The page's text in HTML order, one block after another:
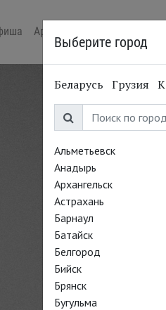
Арт-лекторий в кино
Выберите город
Беларусь Грузия
Альметьевск
Анадырь
Архангельск
Астрахань
Барнаул
Батайск
Белгород
Бийск
Брянск
Бугульма